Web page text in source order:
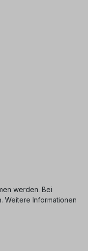
werden. Bei
Weitere Informationen